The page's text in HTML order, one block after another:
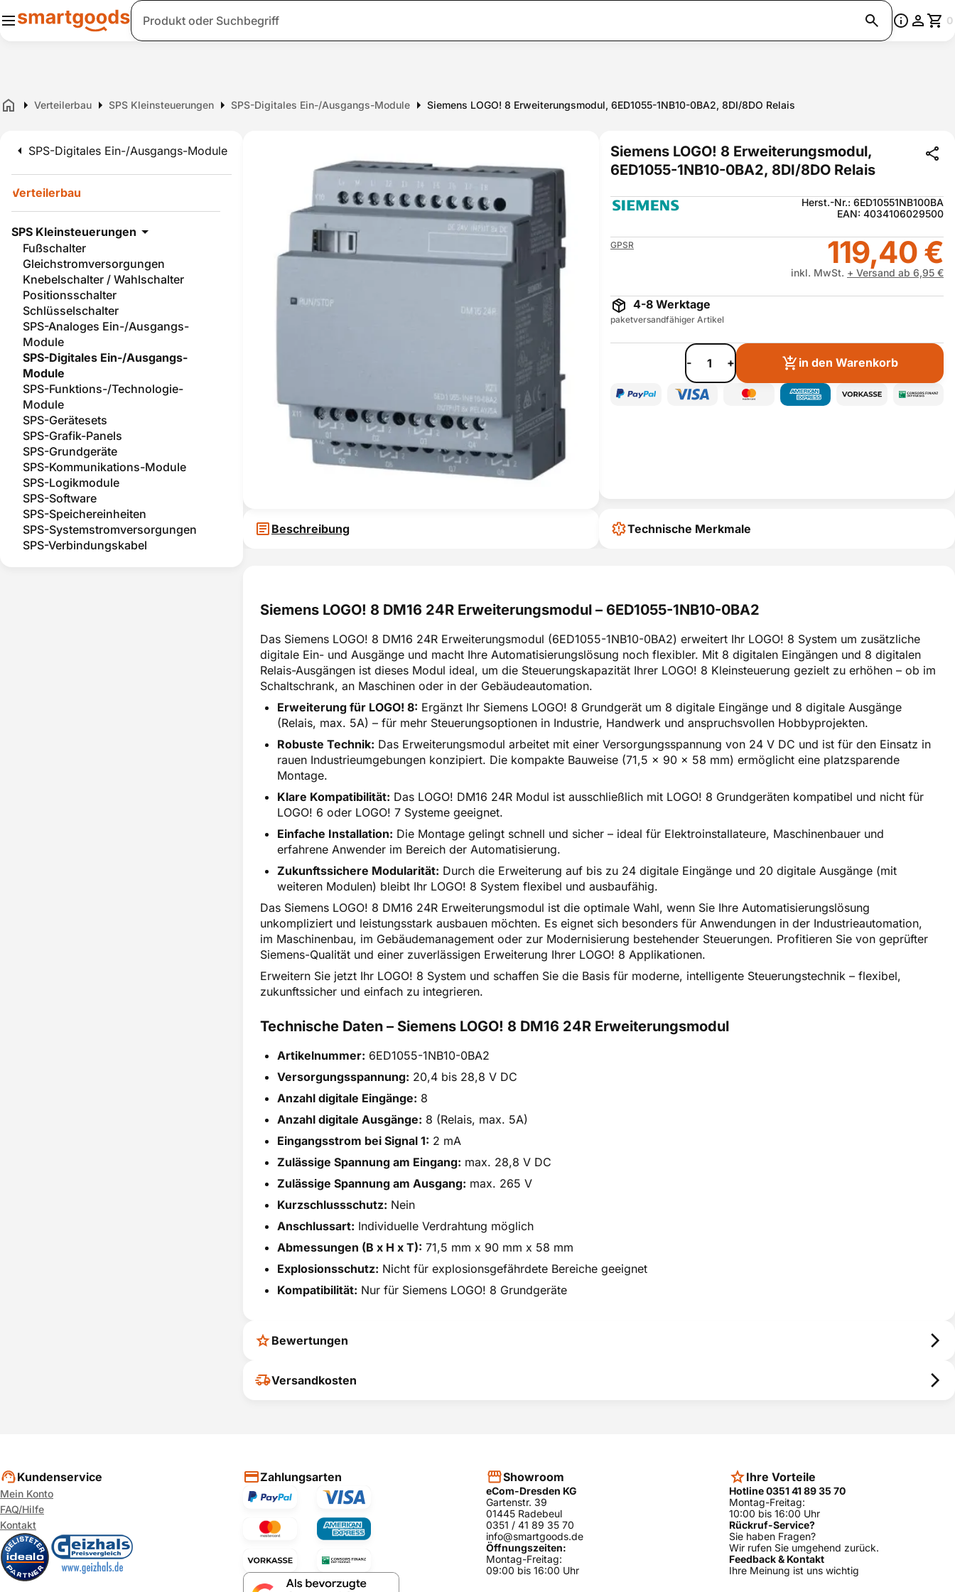
Suche 0
Home Verteilerbau SPS Kleinsteuerungen SPS-Digitales Ein-/Ausgangs-Module Siemens LOGO! 8 Erweiterungsmodul, 6ED1055-1NB10-0BA2, 8DI/8DO Relais
SPS-Digitales Ein-/Ausgangs-Module
Verteilerbau
SPS Kleinsteuerungen
Fußschalter
Gleichstromversorgungen
Knebelschalter / Wahlschalter
Positionsschalter
Schlüsselschalter
SPS-Analoges Ein-/Ausgangs-
Module
SPS-Digitales Ein-/Ausgangs-
Module
SPS-Funktions-/Technologie-
Module
SPS-Gerätesets
SPS-Grafik-Panels
SPS-Grundgeräte
SPS-Kommunikations-Module
SPS-Logikmodule
SPS-Software
SPS-Speichereinheiten
SPS-Systemstromversorgungen
SPS-Verbindungskabel
Siemens LOGO! 8 Erweiterungsmodul,
6ED1055-1NB10-0BA2, 8DI/8DO Relais
Herst.-Nr.: 6ED10551NB100BA
EAN: 4034106029500
GPSR 119,40 €
inkl. MwSt. + Versand ab 6,95 €
4-8 Werktage
paketversandfähiger Artikel
- + in den Warenkorb
Beschreibung Technische Merkmale
Siemens LOGO! 8 DM16 24R Erweiterungsmodul – 6ED1055-1NB10-0BA2
Das Siemens LOGO! 8 DM16 24R Erweiterungsmodul (6ED1055-1NB10-0BA2) erweitert Ihr LOGO! 8 System um zusätzliche
digitale Ein- und Ausgänge und macht Ihre Automatisierungslösung noch flexibler. Mit 8 digitalen Eingängen und 8 digitalen
Relais-Ausgängen ist dieses Modul ideal, um die Steuerungskapazität Ihrer LOGO! 8 Kleinsteuerung gezielt zu erhöhen – ob im
Schaltschrank, an Maschinen oder in der Gebäudeautomation.
Erweiterung für LOGO! 8: Ergänzt Ihr Siemens LOGO! 8 Grundgerät um 8 digitale Eingänge und 8 digitale Ausgänge
(Relais, max. 5A) – für mehr Steuerungsoptionen in Industrie, Handwerk und anspruchsvollen Hobbyprojekten.
Robuste Technik: Das Erweiterungsmodul arbeitet mit einer Versorgungsspannung von 24 V DC und ist für den Einsatz in
rauen Industrieumgebungen konzipiert. Die kompakte Bauweise (71,5 x 90 x 58 mm) ermöglicht eine platzsparende
Montage.
Klare Kompatibilität: Das LOGO! DM16 24R Modul ist ausschließlich mit LOGO! 8 Grundgeräten kompatibel und nicht für
LOGO! 6 oder LOGO! 7 Systeme geeignet.
Einfache Installation: Die Montage gelingt schnell und sicher – ideal für Elektroinstallateure, Maschinenbauer und
erfahrene Anwender im Bereich der Automatisierung.
Zukunftssichere Modularität: Durch die Erweiterung auf bis zu 24 digitale Eingänge und 20 digitale Ausgänge (mit
weiteren Modulen) bleibt Ihr LOGO! 8 System flexibel und ausbaufähig.
Das Siemens LOGO! 8 DM16 24R Erweiterungsmodul ist die optimale Wahl, wenn Sie Ihre Automatisierungslösung
unkompliziert und leistungsstark ausbauen möchten. Es eignet sich besonders für Anwendungen in der Industrieautomation,
im Maschinenbau, im Gebäudemanagement oder zur Modernisierung bestehender Steuerungen. Profitieren Sie von geprüfter
Siemens-Qualität und einer zuverlässigen Erweiterung Ihrer LOGO! 8 Applikationen.
Erweitern Sie jetzt Ihr LOGO! 8 System und schaffen Sie die Basis für moderne, intelligente Steuerungstechnik – flexibel,
zukunftssicher und einfach zu integrieren.
Technische Daten – Siemens LOGO! 8 DM16 24R Erweiterungsmodul
Artikelnummer: 6ED1055-1NB10-0BA2
Versorgungsspannung: 20,4 bis 28,8 V DC
Anzahl digitale Eingänge: 8
Anzahl digitale Ausgänge: 8 (Relais, max. 5A)
Eingangsstrom bei Signal 1: 2 mA
Zulässige Spannung am Eingang: max. 28,8 V DC
Zulässige Spannung am Ausgang: max. 265 V
Kurzschlussschutz: Nein
Anschlussart: Individuelle Verdrahtung möglich
Abmessungen (B x H x T): 71,5 mm x 90 mm x 58 mm
Explosionsschutz: Nicht für explosionsgefährdete Bereiche geeignet
Kompatibilität: Nur für Siemens LOGO! 8 Grundgeräte
Bewertungen
Ihr Feedback hilft uns, uns ständig zu
Versandkosten
Kundenservice
Mein Konto
FAQ/Hilfe
Kontakt
Zahlungsarten Showroom
eCom-Dresden KG
Gartenstr. 39
01445 Radebeul
0351 / 41 89 35 70
info@smartgoods.de
Öffnungszeiten:
Montag-Freitag:
09:00 bis 16:00 Uhr
Ihre Vorteile
Hotline 0351 41 89 35 70
Montag-Freitag:
10:00 bis 16:00 Uhr
Rückruf-Service?
Sie haben Fragen?
Wir rufen Sie umgehend zurück.
Feedback & Kontakt
Ihre Meinung ist uns wichtig